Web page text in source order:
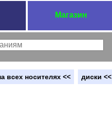
Магазин
всех носителях << диски <<